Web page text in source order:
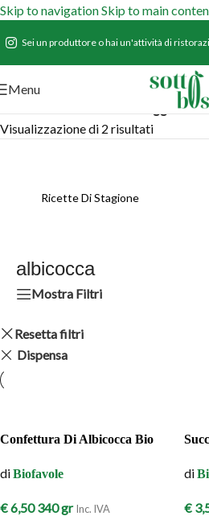
Skip to navigationSkip to main
Sei un produttore o hai un'attività di
Menu
Prodotti taggati
Visualizzazione di 2 risultati
Ricette Di Stagione
albicocca
Mostra Filtri
Resetta filtri
Dispensa
Confettura Di Albicocca Bio
diBiofavole
€6,50 340 gr Inc. IVA
di
€